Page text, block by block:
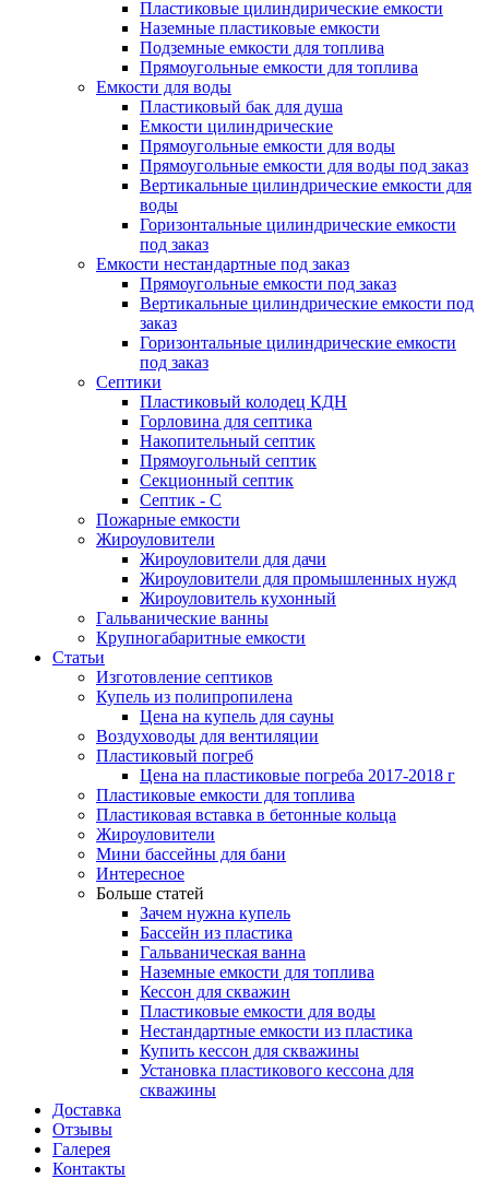
Пластиковые цилиндирические емкости
Наземные пластиковые емкости
Подземные емкости для топлива
Прямоугольные емкости для топлива
Емкости для воды
Пластиковый бак для душа
Емкости цилиндрические
Прямоугольные емкости для воды
Прямоугольные емкости для воды под заказ
Вертикальные цилиндрические емкости для
воды
Горизонтальные цилиндрические емкости
под заказ
Емкости нестандартные под заказ
Прямоугольные емкости под заказ
Вертикальные цилиндрические емкости под
заказ
Горизонтальные цилиндрические емкости
под заказ
Септики
Пластиковый колодец КДН
Горловина для септика
Накопительный септик
Прямоугольный септик
Секционный септик
Септик - С
Пожарные емкости
Жироуловители
Жироуловители для дачи
Жироуловители для промышленных нужд
Жироуловитель кухонный
Гальванические ванны
Крупногабаритные емкости
Статьи
Изготовление септиков
Купель из полипропилена
Цена на купель для сауны
Воздуховоды для вентиляции
Пластиковый погреб
Цена на пластиковые погреба 2017-2018 г
Пластиковые емкости для топлива
Пластиковая вставка в бетонные кольца
Жироуловители
Мини бассейны для бани
Интересное
Больше статей
Зачем нужна купель
Бассейн из пластика
Гальваническая ванна
Наземные емкости для топлива
Кессон для скважин
Пластиковые емкости для воды
Нестандартные емкости из пластика
Купить кессон для скважины
Установка пластикового кессона для
скважины
Доставка
Отзывы
Галерея
Контакты